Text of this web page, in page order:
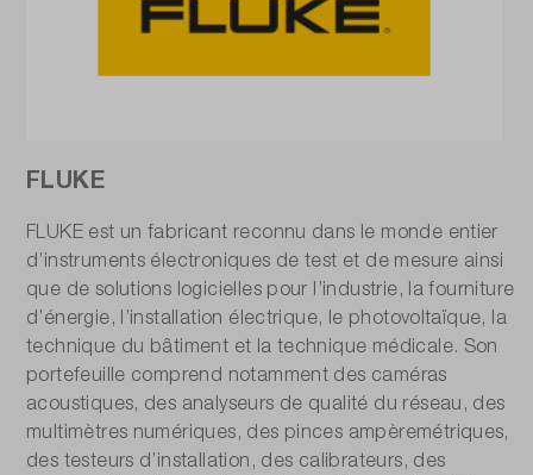
FLUKE
FLUKE est un fabricant reconnu dans le monde entier
d’instruments électroniques de test et de mesure ainsi
que de solutions logicielles pour l’industrie, la fourniture
d’énergie, l’installation électrique, le photovoltaïque, la
technique du bâtiment et la technique médicale. Son
portefeuille comprend notamment des caméras
acoustiques, des analyseurs de qualité du réseau, des
multimètres numériques, des pinces ampèremétriques,
des testeurs d’installation, des calibrateurs, des